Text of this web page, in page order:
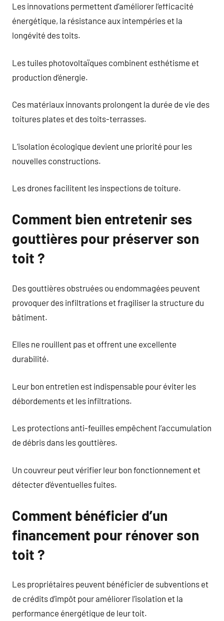
Les innovations permettent d’améliorer l’efficacité
énergétique, la résistance aux intempéries et la
longévité des toits.
Les tuiles photovoltaïques combinent esthétisme et
production d’énergie.
Ces matériaux innovants prolongent la durée de vie des
toitures plates et des toits-terrasses.
L’isolation écologique devient une priorité pour les
nouvelles constructions.
Les drones facilitent les inspections de toiture.
Comment bien entretenir ses
gouttières pour préserver son
toit ?
Des gouttières obstruées ou endommagées peuvent
provoquer des infiltrations et fragiliser la structure du
bâtiment.
Elles ne rouillent pas et offrent une excellente
durabilité.
Leur bon entretien est indispensable pour éviter les
débordements et les infiltrations.
Les protections anti-feuilles empêchent l’accumulation
de débris dans les gouttières.
Un couvreur peut vérifier leur bon fonctionnement et
détecter d’éventuelles fuites.
Comment bénéficier d’un
financement pour rénover son
toit ?
Les propriétaires peuvent bénéficier de subventions et
de crédits d’impôt pour améliorer l’isolation et la
performance énergétique de leur toit.